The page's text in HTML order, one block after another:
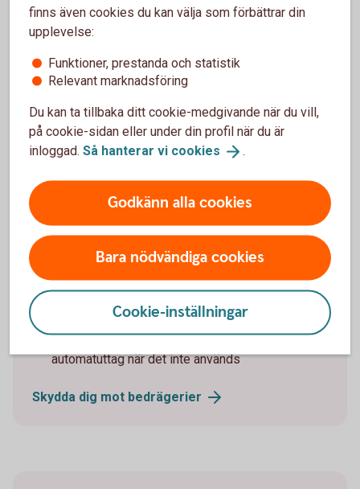
Digitalatjänster
Bedragarna tar aldrig
semester
På semestern ska man slappna av men dessvärre
behöver du fortsätta vara på din vakt mot
bedrägerier även då. Här är några råd från oss.
Lämna aldrig ut dina koder, lösenord eller
kortuppgifter och tänk till innan du identifierar dig
eller signerar något
Bestäm egna beloppsgränser för överföringar
automatuttag när det inte används
Skydda dig mot bedrägerier
finns även cookies du kan välja som förbättrar din
upplevelse:
Funktioner, prestanda och statistik
Relevant marknadsföring
Du kan ta tillbaka ditt cookie-medgivande när du vill,
på cookie-sidan eller under din profil när du är
inloggad. Så hanterar vi cookies .
Godkänn alla cookies
Bara nödvändiga cookies
Cookie-inställningar